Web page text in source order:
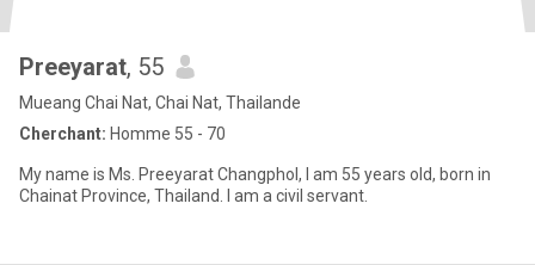
Preeyarat, 55
Mueang Chai Nat, Chai Nat, Thailande
Cherchant: Homme 55 - 70
My name is Ms. Preeyarat Changphol, I am 55 years old, born in
Chainat Province, Thailand. I am a civil servant.